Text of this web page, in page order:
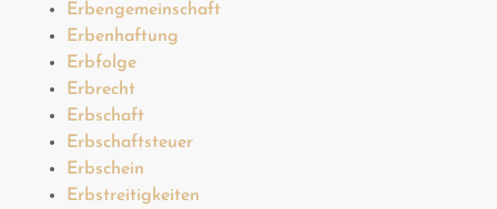
Erbengemeinschaft
Erbenhaftung
Erbfolge
Erbrecht
Erbschaft
Erbschaftsteuer
Erbschein
Erbstreitigkeiten